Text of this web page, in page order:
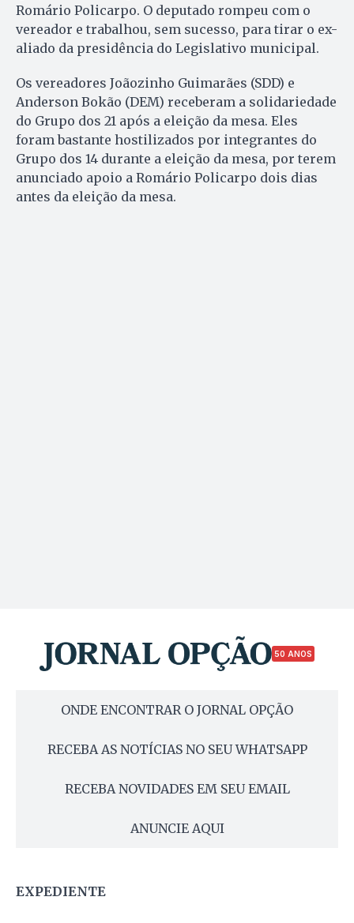
Romário Policarpo. O deputado rompeu com o
vereador e trabalhou, sem sucesso, para tirar o ex-
aliado da presidência do Legislativo municipal.
Os vereadores Joãozinho Guimarães (SDD) e
Anderson Bokão (DEM) receberam a solidariedade
do Grupo dos 21 após a eleição da mesa. Eles
foram bastante hostilizados por integrantes do
Grupo dos 14 durante a eleição da mesa, por terem
anunciado apoio a Romário Policarpo dois dias
antes da eleição da mesa.
50 ANOS
ONDE ENCONTRAR O JORNAL OPÇÃO
RECEBA AS NOTÍCIAS NO SEU WHATSAPP
RECEBA NOVIDADES EM SEU EMAIL
ANUNCIE AQUI
EXPEDIENTE